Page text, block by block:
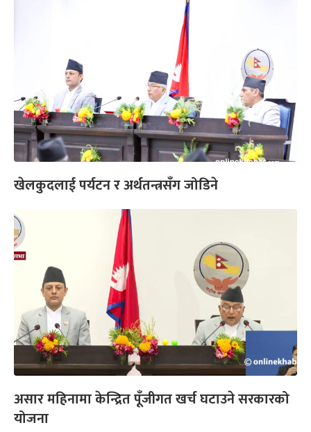
खेलकुदलाई पर्यटन र अर्थतन्त्रसँग जोडिने
असार महिनामा केन्द्रित पूँजीगत खर्च घटाउने सरकारको
योजना